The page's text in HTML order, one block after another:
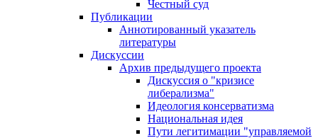
Честный суд
Публикации
Аннотированный указатель
литературы
Дискуссии
Архив предыдущего проекта
Дискуссия о "кризисе
либерализма"
Идеология консерватизма
Национальная идея
Пути легитимации "управляемой